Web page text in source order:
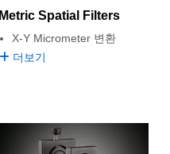
Metric Spatial Filters
X-Y Micrometer 변환
더보기